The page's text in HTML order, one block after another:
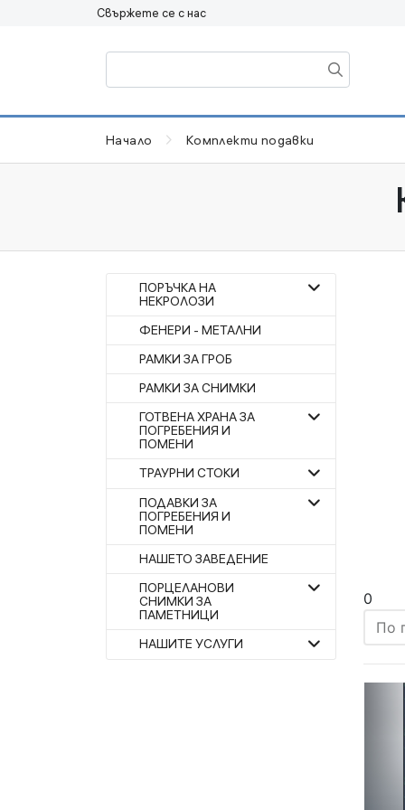
Свържете се с нас
Начало Комплекти подавки
ПОРЪЧКА НА
НЕКРОЛОЗИ
ФЕНЕРИ - МЕТАЛНИ
РАМКИ ЗА ГРОБ
РАМКИ ЗА СНИМКИ
ГОТВЕНА ХРАНА ЗА
ПОГРЕБЕНИЯ И
ПОМЕНИ
ТРАУРНИ СТОКИ
ПОДАВКИ ЗА
ПОГРЕБЕНИЯ И
ПОМЕНИ
НАШЕТО ЗАВЕДЕНИЕ
ПОРЦЕЛАНОВИ
СНИМКИ ЗА
ПАМЕТНИЦИ
НАШИТЕ УСЛУГИ
0
По